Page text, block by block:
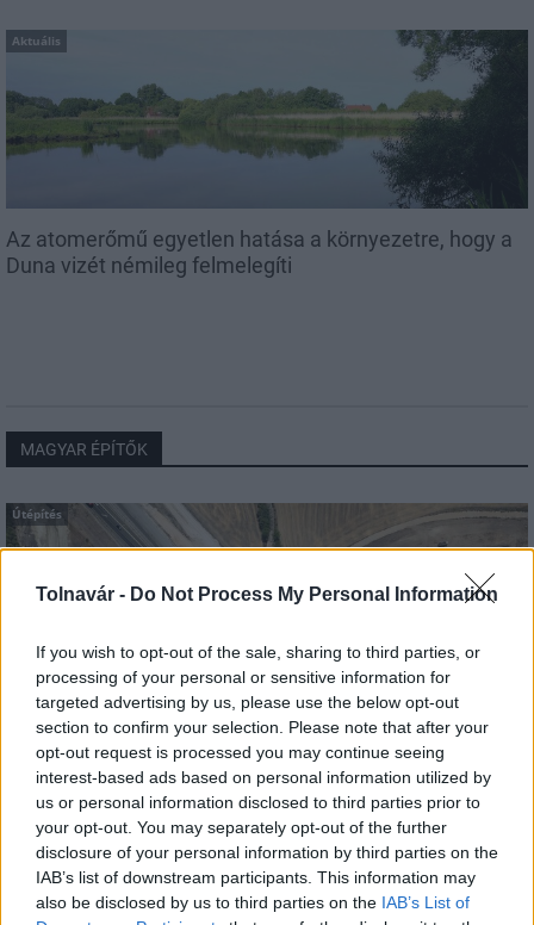
Tolnavár - Do Not Process My Personal Information
If you wish to opt-out of the sale, sharing to third parties, or
processing of your personal or sensitive information for
targeted advertising by us, please use the below opt-out
section to confirm your selection. Please note that after your
opt-out request is processed you may continue seeing
interest-based ads based on personal information utilized by
us or personal information disclosed to third parties prior to
your opt-out. You may separately opt-out of the further
disclosure of your personal information by third parties on the
IAB’s list of downstream participants. This information may
also be disclosed by us to third parties on the IAB’s List of
Aktuális
Az atomerőmű egyetlen hatása a környezetre, hogy a
Duna vizét némileg felmelegíti
MAGYAR ÉPÍTŐK
Útépítés
autópálya útépítés M1-es autópálya Bicske
M1 bővítés: már zajlik a teljesen új Bicske Kelet
csomópont építése